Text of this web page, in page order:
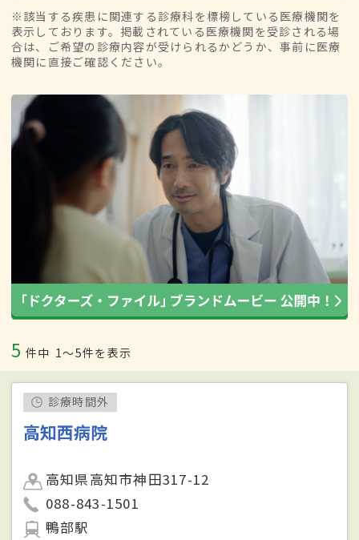
※該当する疾患に関連する診療科を標榜している医療機関を
表示しております。掲載されている医療機関を受診される場
合は、ご希望の診療内容が受けられるかどうか、事前に医療
機関に直接ご確認ください。
5 件中 1〜5件を表示
診療時間外
高知西病院
高知県高知市神田317-12
088-843-1501
鴨部駅